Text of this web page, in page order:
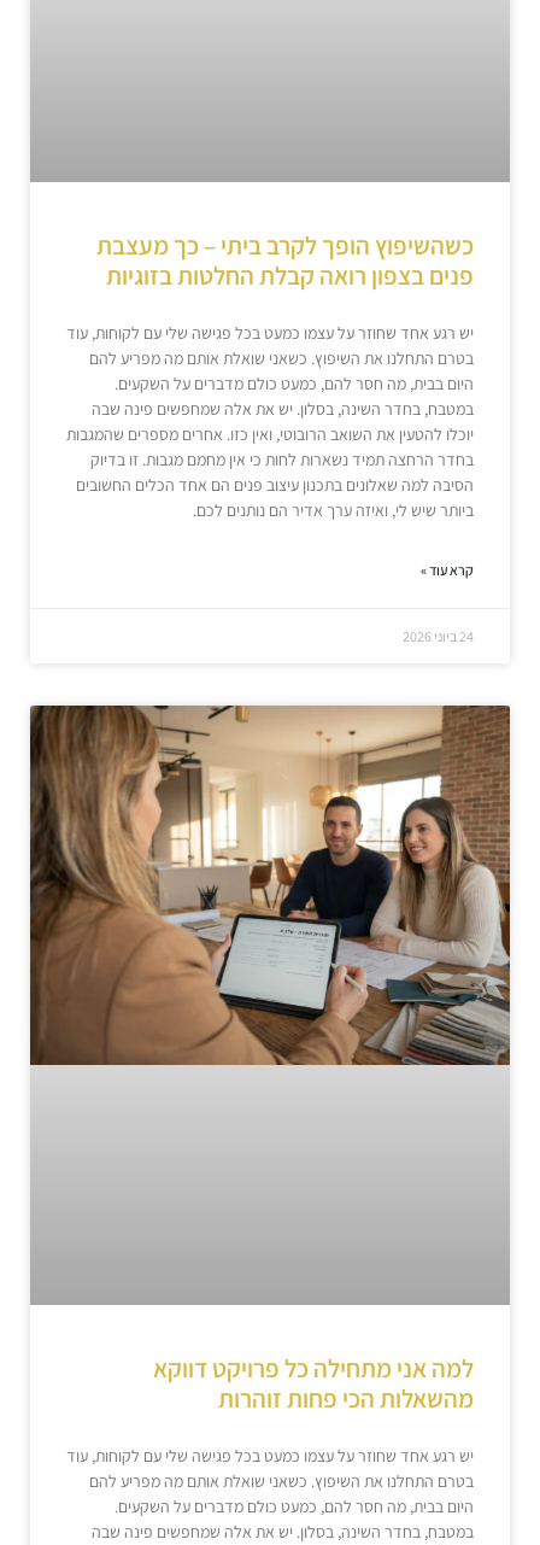
כשהשיפוץ הופך לקרב ביתי – כך מעצבת
פנים בצפון רואה קבלת החלטות בזוגיות
יש רגע אחד שחוזר על עצמו כמעט בכל פגישה שלי עם לקוחות, עוד
בטרם התחלנו את השיפוץ. כשאני שואלת אותם מה מפריע להם
היום בבית, מה חסר להם, כמעט כולם מדברים על השקעים.
במטבח, בחדר השינה, בסלון. יש את אלה שמחפשים פינה שבה
יוכלו להטעין את השואב הרובוטי, ואין כזו. אחרים מספרים שהמגבות
בחדר הרחצה תמיד נשארות לחות כי אין מחמם מגבות. זו בדיוק
הסיבה למה שאלונים בתכנון עיצוב פנים הם אחד הכלים החשובים
ביותר שיש לי, ואיזה ערך אדיר הם נותנים לכם.
קרא עוד »
24 ביוני 2026
למה אני מתחילה כל פרויקט דווקא
מהשאלות הכי פחות זוהרות
יש רגע אחד שחוזר על עצמו כמעט בכל פגישה שלי עם לקוחות, עוד
בטרם התחלנו את השיפוץ. כשאני שואלת אותם מה מפריע להם
היום בבית, מה חסר להם, כמעט כולם מדברים על השקעים.
במטבח, בחדר השינה, בסלון. יש את אלה שמחפשים פינה שבה